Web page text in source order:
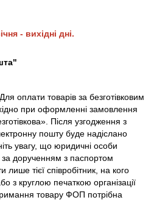
- вихідні дні.
Для оплати товарів за безготівковим
при оформленні замовлення
Після узгодження з
пошту буде надіслано
увагу, що юридичні особи
дорученням з паспортом
тієї співробітник, на кого
з круглою печаткою організації
товару ФОП потрібна